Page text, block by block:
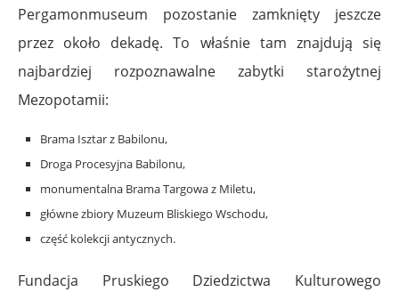
Pergamonmuseum pozostanie zamknięty jeszcze
przez około dekadę. To właśnie tam znajdują się
najbardziej rozpoznawalne zabytki starożytnej
Mezopotamii:
Brama Isztar z Babilonu,
Droga Procesyjna Babilonu,
monumentalna Brama Targowa z Miletu,
główne zbiory Muzeum Bliskiego Wschodu,
część kolekcji antycznych.
Fundacja Pruskiego Dziedzictwa Kulturowego